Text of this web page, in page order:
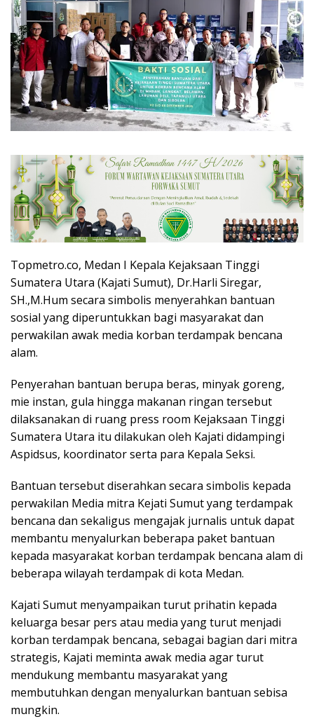
Topmetro.co, Medan I Kepala Kejaksaan Tinggi
Sumatera Utara (Kajati Sumut), Dr.Harli Siregar,
SH.,M.Hum secara simbolis menyerahkan bantuan
sosial yang diperuntukkan bagi masyarakat dan
perwakilan awak media korban terdampak bencana
alam.
Penyerahan bantuan berupa beras, minyak goreng,
mie instan, gula hingga makanan ringan tersebut
dilaksanakan di ruang press room Kejaksaan Tinggi
Sumatera Utara itu dilakukan oleh Kajati didampingi
Aspidsus, koordinator serta para Kepala Seksi.
Bantuan tersebut diserahkan secara simbolis kepada
perwakilan Media mitra Kejati Sumut yang terdampak
bencana dan sekaligus mengajak jurnalis untuk dapat
membantu menyalurkan beberapa paket bantuan
kepada masyarakat korban terdampak bencana alam di
beberapa wilayah terdampak di kota Medan.
Kajati Sumut menyampaikan turut prihatin kepada
keluarga besar pers atau media yang turut menjadi
korban terdampak bencana, sebagai bagian dari mitra
strategis, Kajati meminta awak media agar turut
mendukung membantu masyarakat yang
membutuhkan dengan menyalurkan bantuan sebisa
mungkin.